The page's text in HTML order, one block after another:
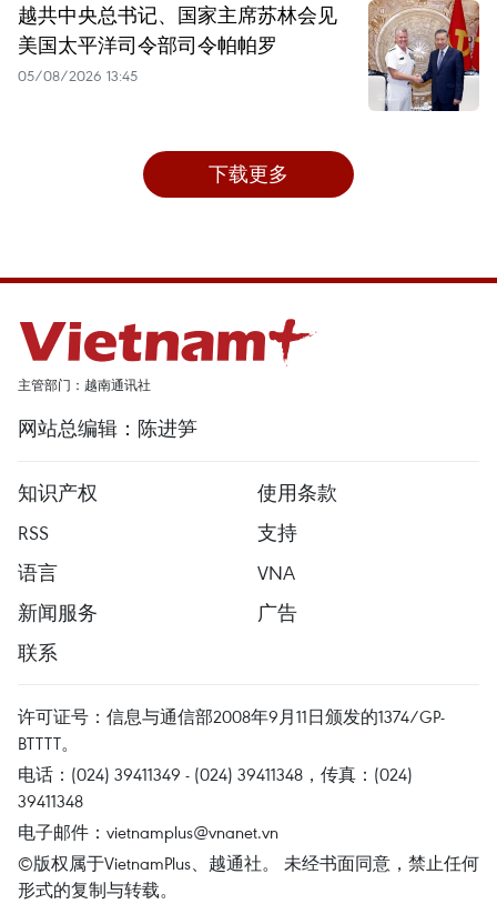
越共中央总书记、国家主席苏林会见
美国太平洋司令部司令帕帕罗
05/08/2026 13:45
下载更多
主管部门：越南通讯社
网站总编辑：陈进笋
知识产权
使用条款
RSS
支持
语言
VNA
新闻服务
广告
联系
许可证号：信息与通信部2008年9月11日颁发的1374/GP-
BTTTT。
电话：(024) 39411349 - (024) 39411348，传真：(024)
39411348
电子邮件： vietnamplus@vnanet.vn
©版权属于VietnamPlus、越通社。 未经书面同意，禁止任何
形式的复制与转载。